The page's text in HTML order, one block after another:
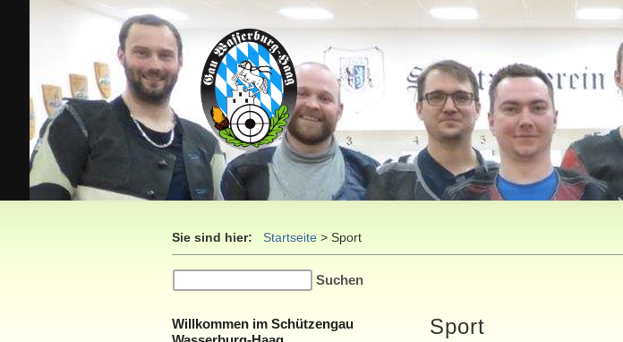
Sie sind hier: Startseite > Sport
Sport
Willkommen im Schützengau